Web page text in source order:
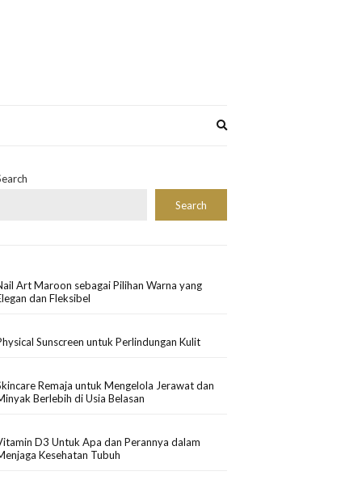
Search
Art Maroon sebagai Pilihan Warna yang
dan Fleksibel
Sunscreen untuk Perlindungan Kulit
Remaja untuk Mengelola Jerawat dan
Berlebih di Usia Belasan
D3 Untuk Apa dan Perannya dalam
Kesehatan Tubuh